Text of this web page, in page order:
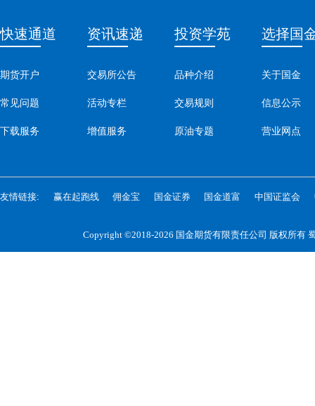
快速通道
期货开户
常见问题
下载服务
资讯速递
交易所公告
活动专栏
增值服务
投资学苑
品种介绍
交易规则
原油专题
选择国
关于国金
信息公示
营业网点
友情链接: 赢在起跑线 佣金宝 国金证券 国金道富 中国证监会
Copyright ©2018-2026 国金期货有限责任公司 版权所有